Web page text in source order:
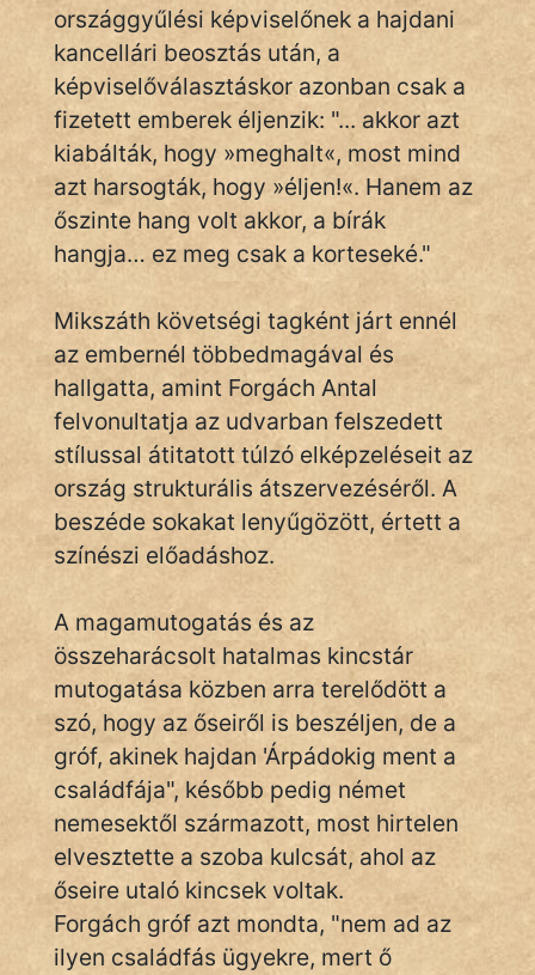
Láron Ádám
mikkamakka
vörös ördög
nagyöreg
NapHold
Név nélkül
pszichopati
szegény legény
Hoffer Botond
szemfüles
országgyűlési képviselőnek a hajdani
kancellári beosztás után, a
képviselőválasztáskor azonban csak a
fizetett emberek éljenzik: "... akkor azt
kiabálták, hogy »meghalt«, most mind
azt harsogták, hogy »éljen!«. Hanem az
őszinte hang volt akkor, a bírák
hangja… ez meg csak a korteseké."
Mikszáth követségi tagként járt ennél
az embernél többedmagával és
hallgatta, amint Forgách Antal
felvonultatja az udvarban felszedett
stílussal átitatott túlzó elképzeléseit az
ország strukturális átszervezéséről. A
beszéde sokakat lenyűgözött, értett a
színészi előadáshoz.
A magamutogatás és az
összeharácsolt hatalmas kincstár
mutogatása közben arra terelődött a
szó, hogy az őseiről is beszéljen, de a
gróf, akinek hajdan 'Árpádokig ment a
családfája", később pedig német
nemesektől származott, most hirtelen
elvesztette a szoba kulcsát, ahol az
őseire utaló kincsek voltak.
Forgách gróf azt mondta, "nem ad az
ilyen családfás ügyekre, mert ő